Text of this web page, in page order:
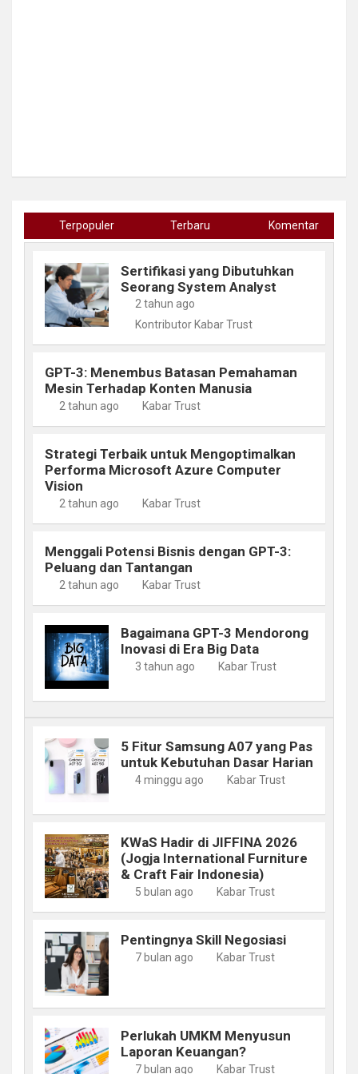
Terpopuler Terbaru Komentar
Sertifikasi yang Dibutuhkan
Seorang System Analyst
2 tahun ago
Kontributor Kabar Trust
GPT-3: Menembus Batasan Pemahaman
Mesin Terhadap Konten Manusia
2 tahun ago Kabar Trust
Strategi Terbaik untuk Mengoptimalkan
Performa Microsoft Azure Computer
Vision
2 tahun ago Kabar Trust
Menggali Potensi Bisnis dengan GPT-3:
Peluang dan Tantangan
2 tahun ago Kabar Trust
Bagaimana GPT-3 Mendorong
Inovasi di Era Big Data
3 tahun ago Kabar Trust
5 Fitur Samsung A07 yang Pas
untuk Kebutuhan Dasar Harian
4 minggu ago Kabar Trust
KWaS Hadir di JIFFINA 2026
(Jogja International Furniture
& Craft Fair Indonesia)
5 bulan ago Kabar Trust
Pentingnya Skill Negosiasi
7 bulan ago Kabar Trust
Perlukah UMKM Menyusun
Laporan Keuangan?
7 bulan ago Kabar Trust